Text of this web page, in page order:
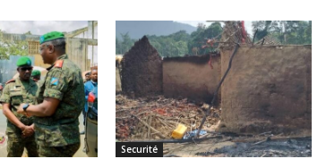
Securité